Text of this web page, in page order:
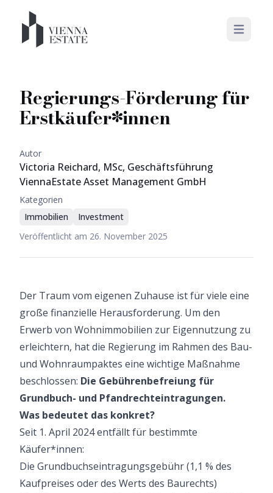
Open
Regierungs-Förderung für
Erstkäufer*innen
Autor
Victoria Reichard, MSc, Geschäftsführung
ViennaEstate Asset Management GmbH
Kategorien
Immobilien
Investment
Veröffentlicht am 26. November 2025
Der Traum vom eigenen Zuhause ist für viele eine
große finanzielle Herausforderung. Um den
Erwerb von Wohnimmobilien zur Eigennutzung zu
erleichtern, hat die Regierung im Rahmen des Bau-
und Wohnraumpaktes eine wichtige Maßnahme
beschlossen: Die Gebührenbefreiung für
Grundbuch- und Pfandrechteintragungen.
Was bedeutet das konkret?
Seit 1. April 2024 entfällt für bestimmte
Käufer*innen:
Die Grundbuchseintragungsgebühr (1,1 % des
Kaufpreises oder des Werts des Baurechts)